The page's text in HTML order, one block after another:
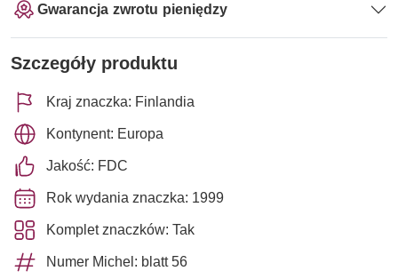
Gwarancja zwrotu pieniędzy
Szczegóły produktu
Kraj znaczka: Finlandia
Kontynent: Europa
Jakość: FDC
Rok wydania znaczka: 1999
Komplet znaczków: Tak
Numer Michel: blatt 56